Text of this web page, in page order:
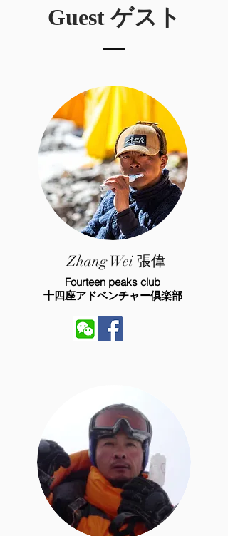
Guest ゲスト
Zhang Wei 張偉
Fourteen peaks club
十四座アドベンチャー倶楽部